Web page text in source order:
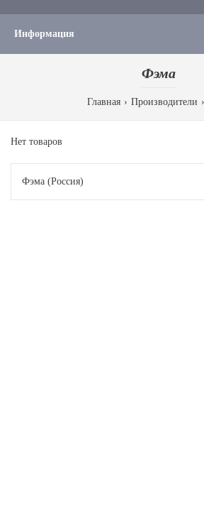
Информация
Фэма
Главная Производители
Нет товаров
Фэма (Россия)